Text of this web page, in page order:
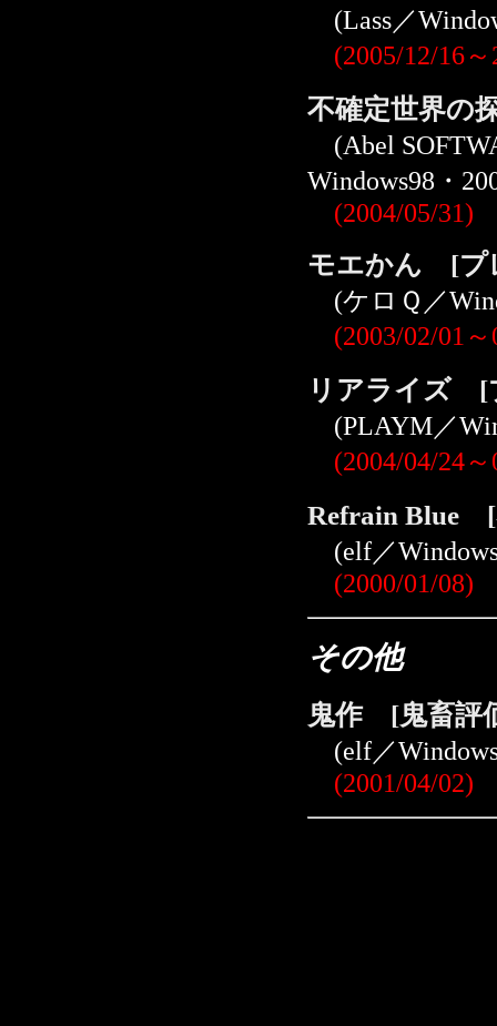
(Lass／
(2005/12/16
不確定世界の
(Abel
Windows98・
(2004/05/31)
モエかん [プ
(ケロＱ／
(2003/02/01～
リアライズ [
(PLAYM／
(2004/04/24
Refrain Blue
(elf／
(2000/01/08)
その他
鬼作 [鬼畜評
(elf／
(2001/04/02)